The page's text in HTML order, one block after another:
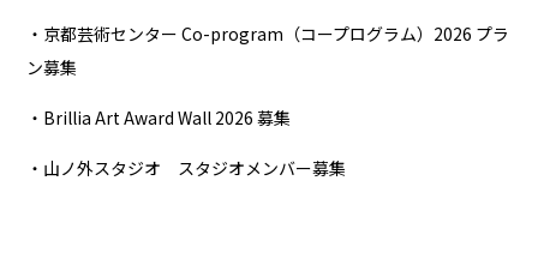
・京都芸術センター Co-program（コープログラム）2026 プラ
ン募集
・Brillia Art Award Wall 2026 募集
・山ノ外スタジオ スタジオメンバー募集